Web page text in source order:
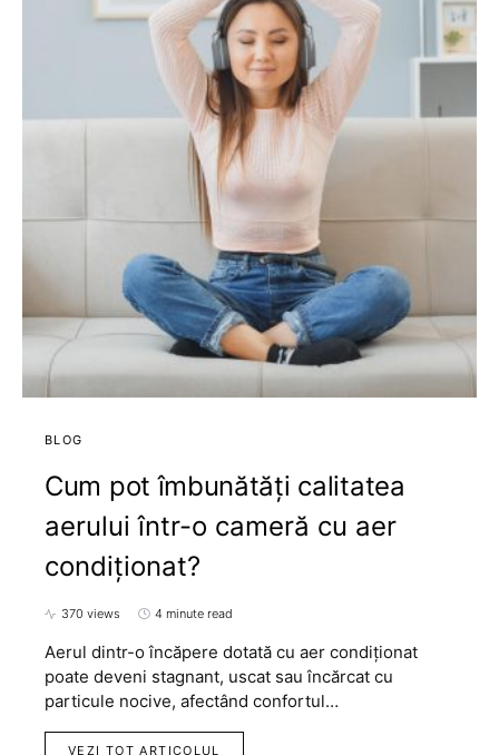
BLOG
Cum pot îmbunătăți calitatea
aerului într-o cameră cu aer
condiționat?
370 views 4 minute read
Aerul dintr-o încăpere dotată cu aer condiționat
poate deveni stagnant, uscat sau încărcat cu
particule nocive, afectând confortul…
VEZI TOT ARTICOLUL